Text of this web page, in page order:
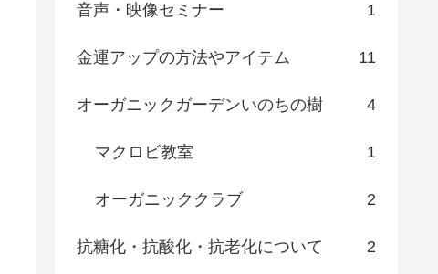
音声・映像セミナー 1
金運アップの方法やアイテム 11
オーガニックガーデンいのちの樹 4
マクロビ教室 1
オーガニッククラブ 2
抗糖化・抗酸化・抗老化について 2